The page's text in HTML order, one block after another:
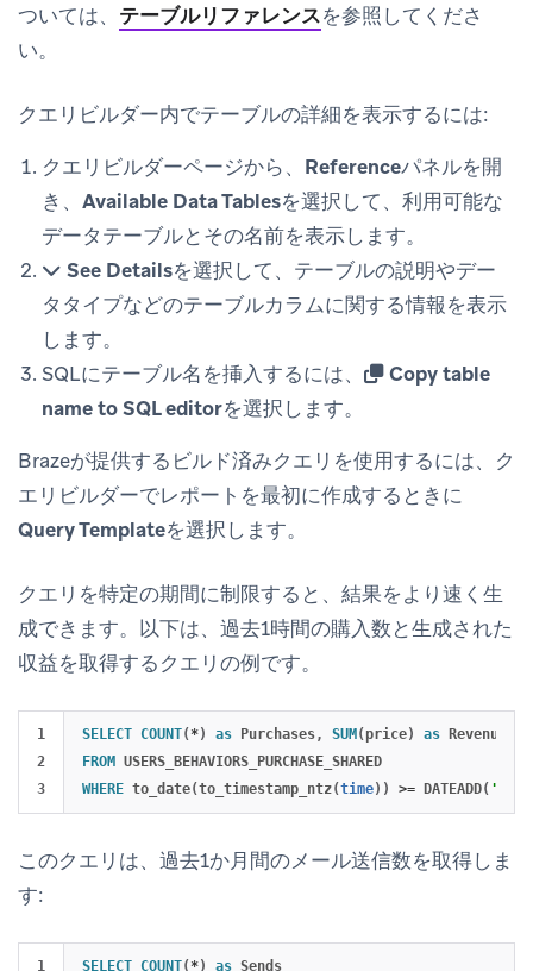
ついては、 テーブルリファレンスを参照してくださ
い。
クエリビルダー内でテーブルの詳細を表示するには:
クエリビルダーページから、 Referenceパネルを開
き、 Available Data Tablesを選択して、利用可能な
データテーブルとその名前を表示します。
See Detailsを選択して、テーブルの説明やデー
タタイプなどのテーブルカラムに関する情報を表示
します。
SQLにテーブル名を挿入するには、
Copy table
name to SQL editorを選択します。
Brazeが提供するビルド済みクエリを使用するには、ク
エリビルダーでレポートを最初に作成するときに
Query Templateを選択します。
クエリを特定の期間に制限すると、結果をより速く生
成できます。以下は、過去1時間の購入数と生成された
収益を取得するクエリの例です。
1
2
SELECT COUNT( *) as Purchases, SUM ( price) as
Revenue
FROM USERS_BEHAVIORS_PURCHASE_SHARED
WHERE to_date(to_timestamp_ntz(time)) >= DATEADD(
このクエリは、過去1か月間のメール送信数を取得しま
す:
1 SELECT COUNT( *) as Sends